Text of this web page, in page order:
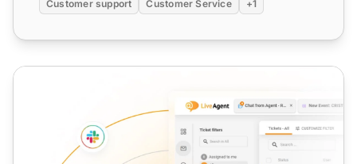
Customer support Customer Service +1
客户服务管理